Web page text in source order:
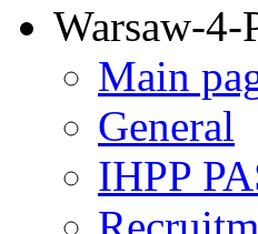
Warsaw-4-
Main
General
IHPP